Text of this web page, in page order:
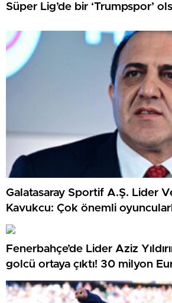
Süper Lig’de bir ‘Trumpspor’
Galatasaray Sportif A.Ş. Lider
Kavukcu: Çok önemli
para harcayacağız
Fenerbahçe’de Lider Aziz
golcü ortaya çıktı! 30 milyon